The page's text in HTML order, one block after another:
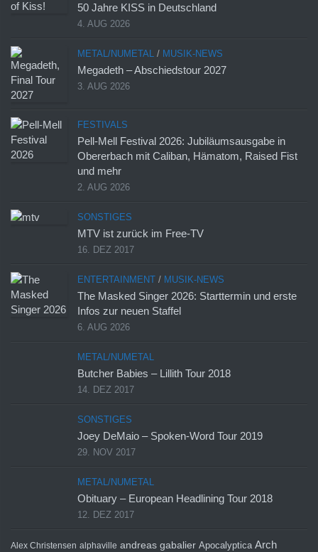
50 Jahre KISS in Deutschland
4. AUG 2026
METAL/NUMETAL / MUSIK-NEWS
Megadeth – Abschiedstour 2027
3. AUG 2026
FESTIVALS
Pell-Mell Festival 2026: Jubiläumsausgabe in
Obererbach mit Caliban, Hämatom, Raised Fist
und mehr
2. AUG 2026
SONSTIGES
MTV ist zurück im Free-TV
16. DEZ 2017
ENTERTAINMENT / MUSIK-NEWS
The Masked Singer 2026: Starttermin und erste
Infos zur neuen Staffel
6. AUG 2026
METAL/NUMETAL
Butcher Babies – Lillith Tour 2018
14. DEZ 2017
SONSTIGES
Joey DeMaio – Spoken-Word Tour 2019
29. NOV 2017
METAL/NUMETAL
Obituary – European Headlining Tour 2018
12. DEZ 2017
Alex Christensen alphaville andreas gabalier Apocalyptica Arch